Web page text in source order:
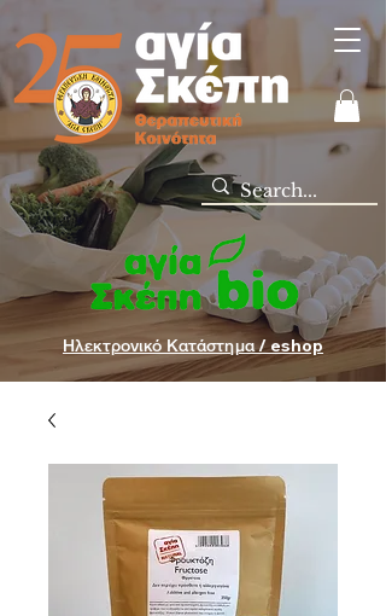
Ηλεκτρονικό Κατάστημα / eshop